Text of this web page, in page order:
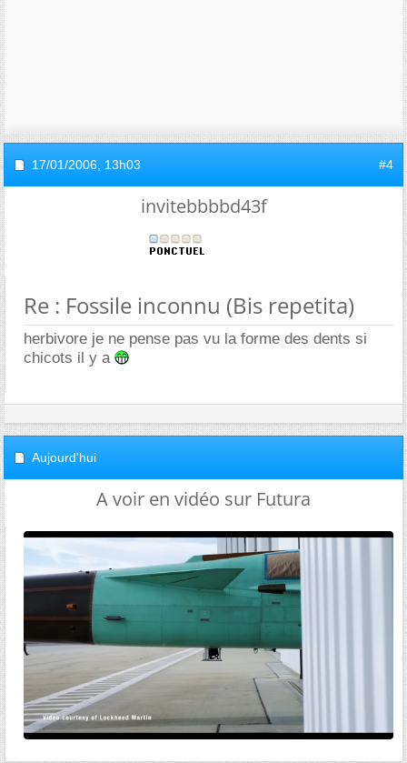
17/01/2006, 13h03 #4
invitebbbbd43f
Re : Fossile inconnu (Bis repetita)
herbivore je ne pense pas vu la forme des dents si
chicots il y a
Aujourd'hui
A voir en vidéo sur Futura